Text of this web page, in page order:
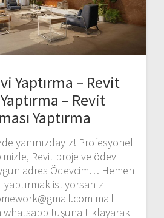
Yaptırma – Revit
– Revit
Yaptırma
yanınızdayız! Profesyonel
Revit proje ve ödev
adres Ödevcim… Hemen
yaptırmak istiyorsanız
mail
whatsapp tuşuna tıklayarak